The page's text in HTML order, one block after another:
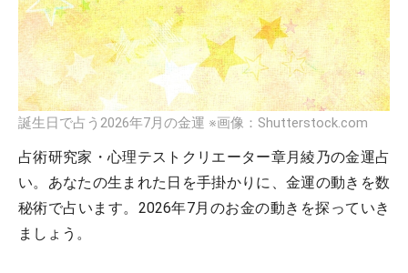
誕生日で占う2026年7月の金運 ※画像：Shutterstock.com
占術研究家・心理テストクリエーター章月綾乃の金運占
い。あなたの生まれた日を手掛かりに、金運の動きを数
秘術で占います。2026年7月のお金の動きを探っていき
ましょう。